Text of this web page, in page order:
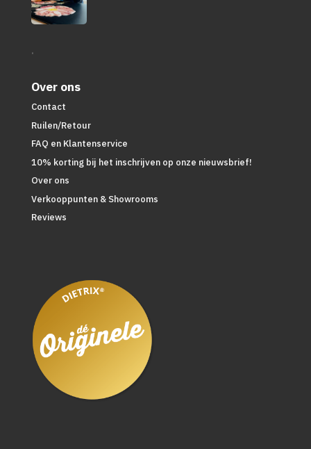
.
Over ons
Contact
Ruilen/Retour
FAQ en Klantenservice
10% korting bij het inschrijven op onze nieuwsbrief!
Over ons
Verkooppunten & Showrooms
Reviews